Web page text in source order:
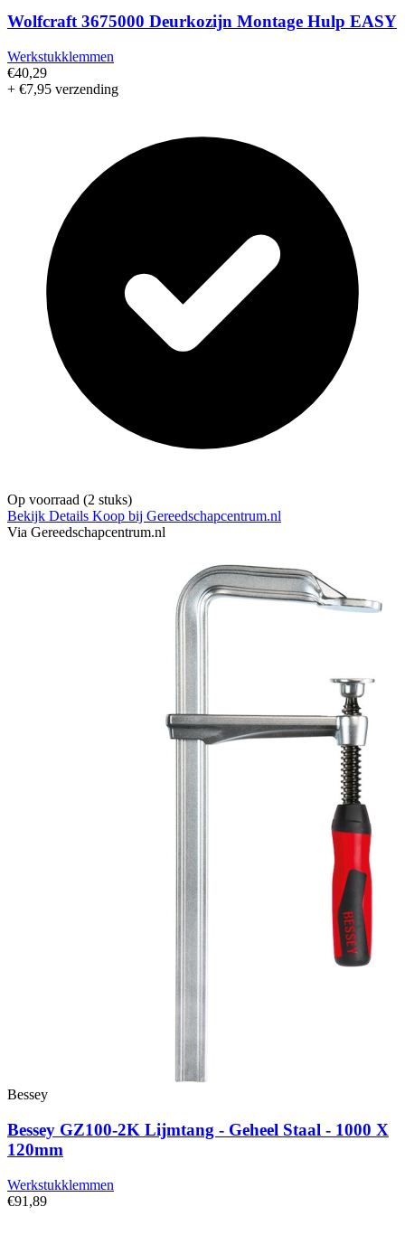
Wolfcraft 3675000 Deurkozijn Montage Hulp EASY
Werkstukklemmen
€40,29
+ €7,95 verzending
Op voorraad (2 stuks)
Bekijk Details Koop bij Gereedschapcentrum.nl
Via Gereedschapcentrum.nl
Bessey
Bessey GZ100-2K Lijmtang - Geheel Staal - 1000 X
120mm
Werkstukklemmen
€91,89